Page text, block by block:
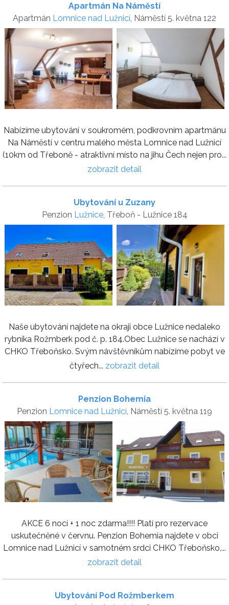
Apartmán Na Náměstí
Apartmán Lomnice nad Lužnicí , Náměstí 5. května 122
Nabízíme ubytování v soukromém, podkrovním apartmánu
Na Náměstí v centru malého města Lomnice nad Lužnicí
(10km od Třeboně - atraktivní místo na jihu Čech nejen pro...
zobrazit detail
Ubytování u Zuzany
Penzion Lužnice, Třeboň - Lužnice 184
Naše ubytování najdete na okraji obce Lužnice nedaleko
rybníka Rožmberk pod č. p. 184.Obec Lužnice se nachází v
CHKO Třeboňsko. Svým návštěvníkům nabízíme pobyt ve
čtyřech... zobrazit detail
Penzion Bohemia
Penzion Lomnice nad Lužnicí, Náměstí 5. května 119
AKCE 6 nocí + 1 noc zdarma!!!! Platí pro rezervace
uskutečněné v červnu. Penzion Bohemia najdete v obci
Lomnice nad Lužnicí v samotném srdci CHKO Třeboňsko,...
zobrazit detail
Ubytování Pod Rožmberkem